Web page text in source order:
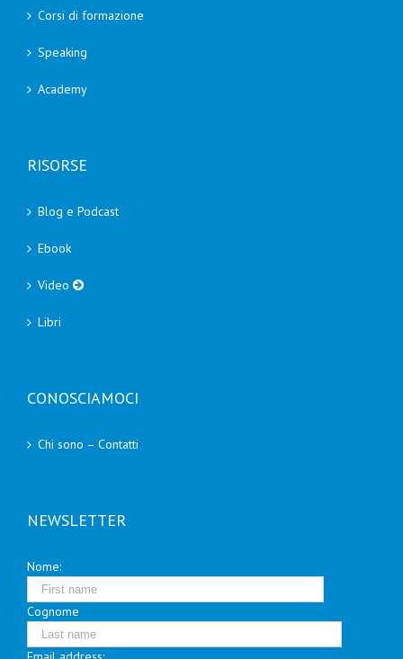
Corsi di formazione
Speaking
Academy
RISORSE
Blog e Podcast
Ebook
Video
Libri
CONOSCIAMOCI
Chi sono – Contatti
NEWSLETTER
Nome:
Cognome